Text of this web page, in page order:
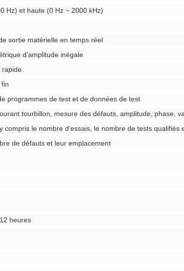
Hz) et haute (0 Hz ~ 2000 kHz)
sortie matérielle en temps réel
d'amplitude inégale
rapide
programmes de test et de données de test
tourbillon, mesure des défauts, amplitude, phase,
le nombre d'essais, le nombre de tests qualifiés
de défauts et leur emplacement
heures